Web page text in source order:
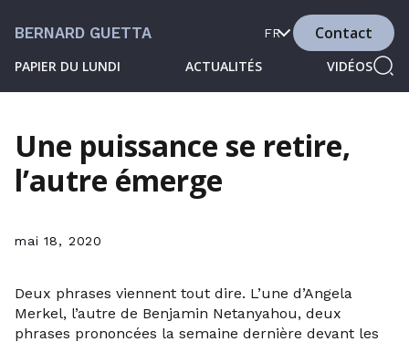
BERNARD GUETTA
PAPIER DU LUNDI ACTUALITÉS VIDÉOS
FR Contact
Une puissance se retire,
l’autre émerge
mai 18, 2020
Deux phrases viennent tout dire. L’une d’Angela
Merkel, l’autre de Benjamin Netanyahou, deux
phrases prononcées la semaine dernière devant les